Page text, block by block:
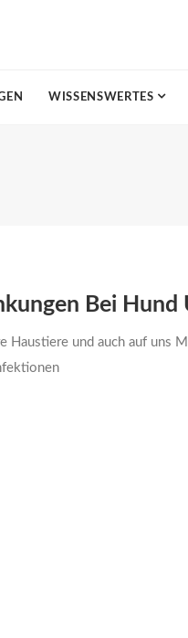
WISSENSWERTES
Bei Hund
Haustiere und auch auf uns